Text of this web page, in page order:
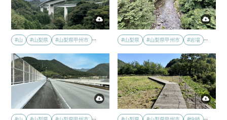
#山 #山梨県 #山梨県甲州市 … #山梨県 #山梨県甲州市 #岩場 …
… …